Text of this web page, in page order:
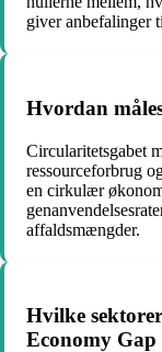
giver anbefalinger
Hvordan
Circularitetsgabet
ressourceforbrug
en cirkulær
affaldsmængder.
Hvilke
Economy